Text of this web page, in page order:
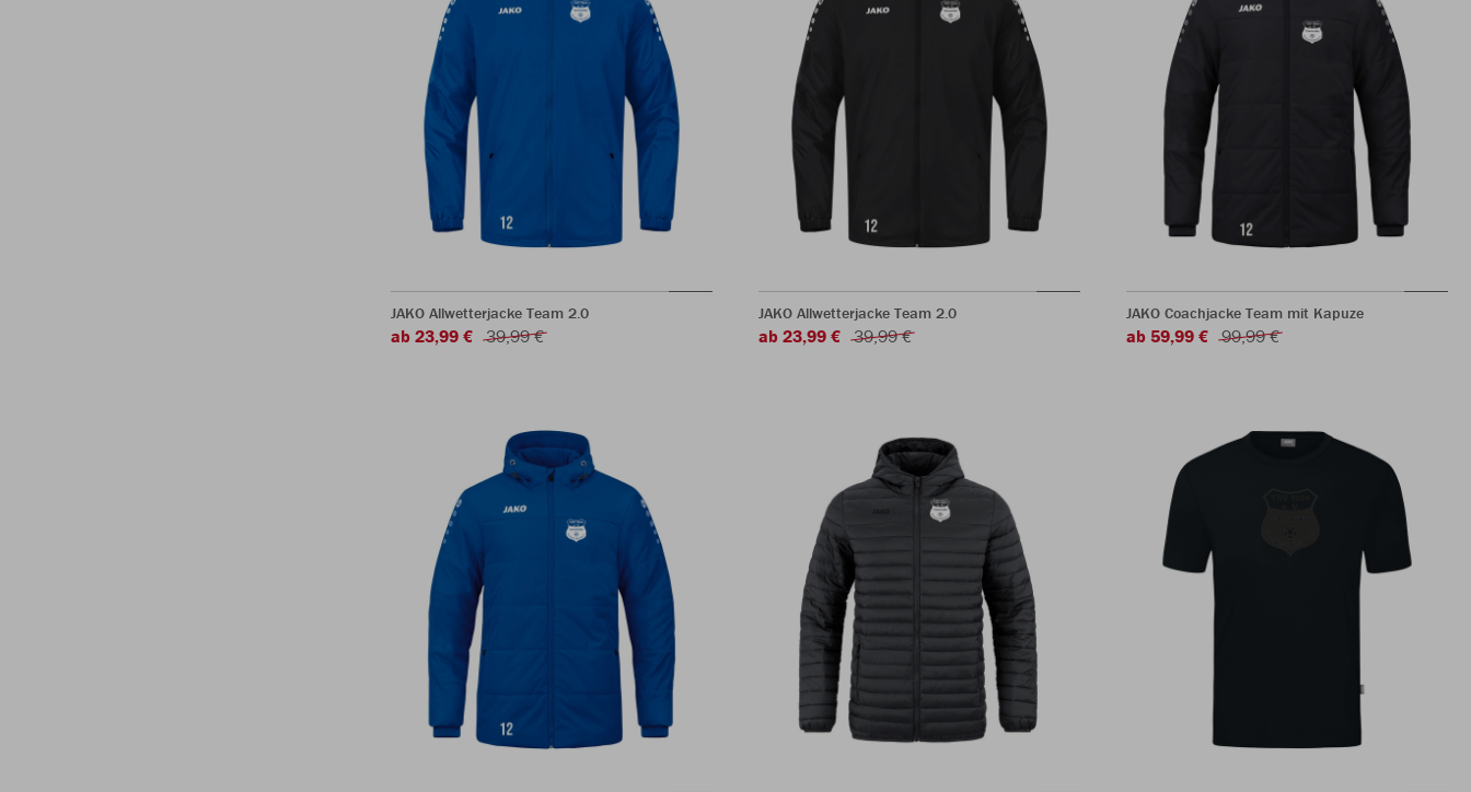
JAKO Allwetterjacke Team 2.0
ab 23,99 € 39,99 €
JAKO Allwetterjacke Team 2.0
ab 23,99 € 39,99 €
JAKO Coachjacke Team mit Kapuze
ab 59,99 € 99,99 €